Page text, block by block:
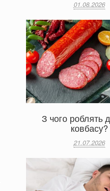
01.08.2026
З чого роблять
ковбасу?
21.07.2026